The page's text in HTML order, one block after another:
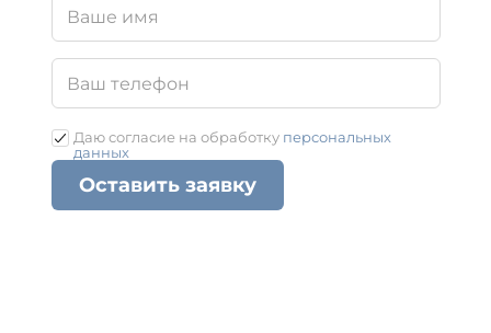
Даю согласие на обработку персональных
данных
Оставить заявку